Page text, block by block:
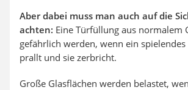
Aber dabei muss man auch auf die
achten: Eine Türfüllung aus normalem
gefährlich werden, wenn ein spielendes
prallt und sie zerbricht.
Große Glasflächen werden belastet,